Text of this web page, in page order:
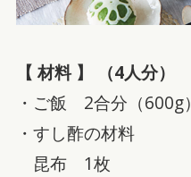
【 材料 】 （4人分）
・ご飯 2合分（600g）
・すし酢の材料
昆布 1枚